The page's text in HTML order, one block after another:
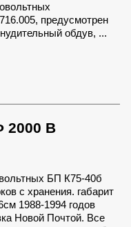
предусмотрен
обдув, ...
2000 В
БП К75-40б
с хранения. габарит
1988-1994 годов
Новой Почтой. Все